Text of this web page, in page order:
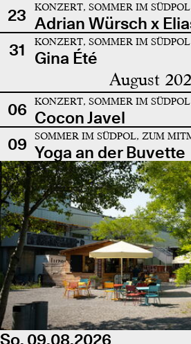
23
KONZERT, SOMMER IM SÜDPOL
Adrian Würsch x
31
KONZERT, SOMMER IM SÜDPOL
Gina Été
August
06 KONZERT, SOMMER IM SÜDPOL
Cocon Javel
09
SOMMER IM SÜDPOL, ZUM
Yoga an der Buvette
So. 09.08.2026